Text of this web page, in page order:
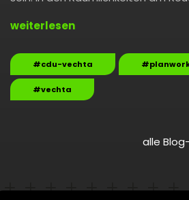
weiterlesen
#cdu-vechta
#vechta
alle